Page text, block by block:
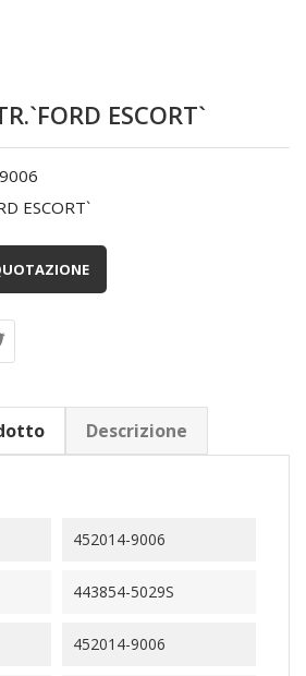
ESCORT`
ESCORT`
Descrizione
452014-9006
443854-5029S
452014-9006